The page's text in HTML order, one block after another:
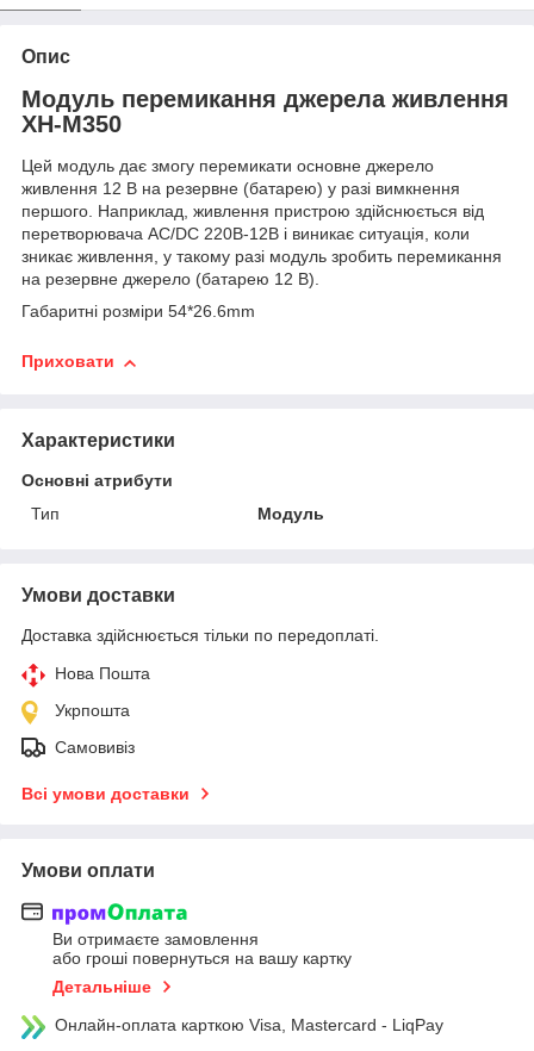
Опис
Модуль перемикання джерела живлення
XH-M350
Цей модуль дає змогу перемикати основне джерело
живлення 12 В на резервне (батарею) у разі вимкнення
першого. Наприклад, живлення пристрою здійснюється від
перетворювача AC/DC 220B-12B і виникає ситуація, коли
зникає живлення, у такому разі модуль зробить перемикання
на резервне джерело (батарею 12 В).
Габаритні розміри 54*26.6mm
Приховати
Характеристики
Основні атрибути
Тип
Модуль
Умови доставки
Доставка здійснюється тільки по передоплаті.
Нова Пошта
Укрпошта
Самовивіз
Всі умови доставки
Умови оплати
Ви отримаєте замовлення
або гроші повернуться на вашу картку
Детальніше
Онлайн-оплата карткою Visa, Mastercard - LiqPay